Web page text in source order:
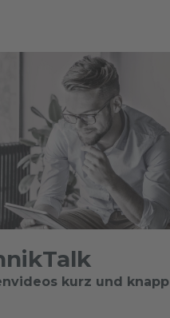
kurz und knapp